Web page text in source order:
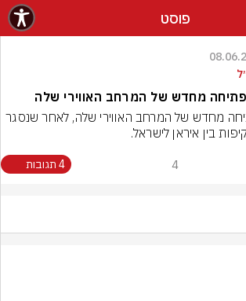
פוסט
מחדש של המרחב האווירי שלה
עיראק מודיעה על פתיחה מחדש של המרחב האווירי שלה, לאחר שנסגר
בין איראן לישראל.
4 4 תגובות